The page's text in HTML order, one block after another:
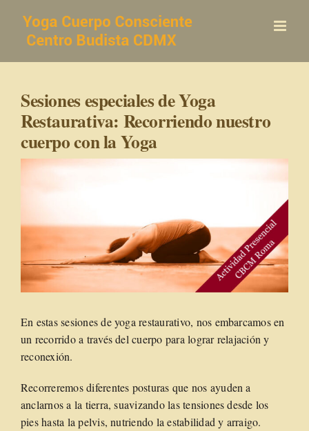
contenido
Sesiones especiales de Yoga
Restaurativa: Recorriendo nuestro
cuerpo con la Yoga
En estas sesiones de yoga restaurativo, nos embarcamos en
un recorrido a través del cuerpo para lograr relajación y
reconexión.
Recorreremos diferentes posturas que nos ayuden a
anclarnos a la tierra, suavizando las tensiones desde los
pies hasta la pelvis, nutriendo la estabilidad y arraigo.